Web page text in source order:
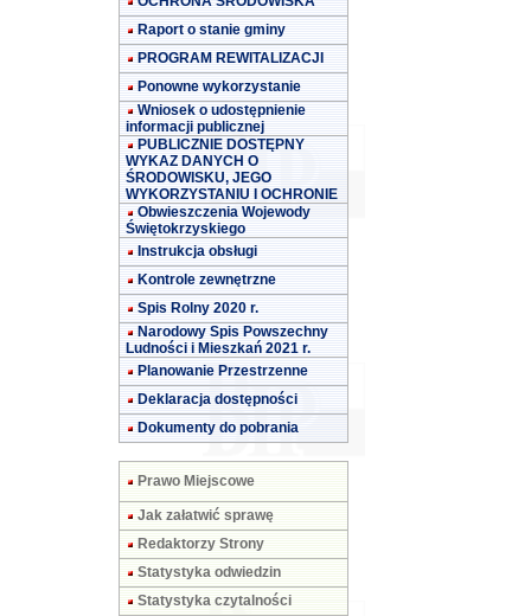
Raport o stanie gminy
PROGRAM REWITALIZACJI
Ponowne wykorzystanie
Wniosek o udostępnienie
informacji publicznej
PUBLICZNIE DOSTĘPNY
WYKAZ DANYCH O
ŚRODOWISKU, JEGO
WYKORZYSTANIU I OCHRONIE
Obwieszczenia Wojewody
Świętokrzyskiego
Instrukcja obsługi
Kontrole zewnętrzne
Spis Rolny 2020 r.
Narodowy Spis Powszechny
Ludności i Mieszkań 2021 r.
Planowanie Przestrzenne
Deklaracja dostępności
Dokumenty do pobrania
Prawo Miejscowe
Jak załatwić sprawę
Redaktorzy Strony
Statystyka odwiedzin
Statystyka czytalności